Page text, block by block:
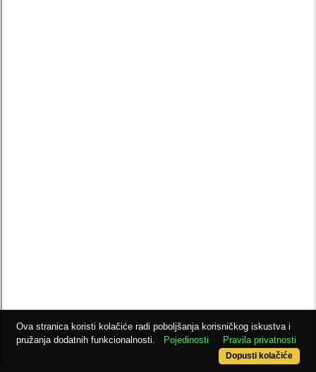
Ova stranica koristi kolačiće radi poboljšanja korisničkog iskustva i
pružanja dodatnih funkcionalnosti.
Pojedinosti Pravila privatnosti
Dopusti kolačiće